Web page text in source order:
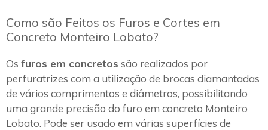
Como são Feitos os Furos e Cortes em
Concreto Monteiro Lobato?
Os furos em concretos são realizados por
perfuratrizes com a utilização de brocas diamantadas
de vários comprimentos e diâmetros, possibilitando
uma grande precisão do furo em concreto Monteiro
Lobato. Pode ser usado em várias superfícies de